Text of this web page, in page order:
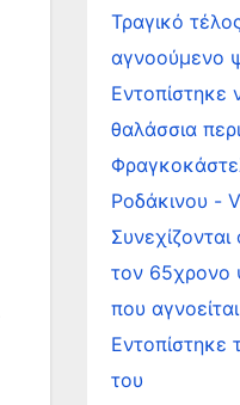
Τραγικό
αγνοούμενο
Εντοπίστηκε
θαλάσσια
Ροδάκινου -
Συνεχίζονται
τον 65χρονο
που
του